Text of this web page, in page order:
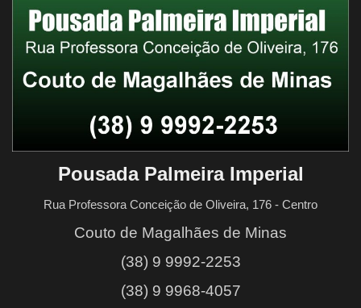
Fale Conosco
Pousada Palmeira Imperial
Rua Professora Conceição de Oliveira, 176 - Centro
Couto de Magalhães de Minas
(38) 9 9992-2253
(38) 9 9968-4057